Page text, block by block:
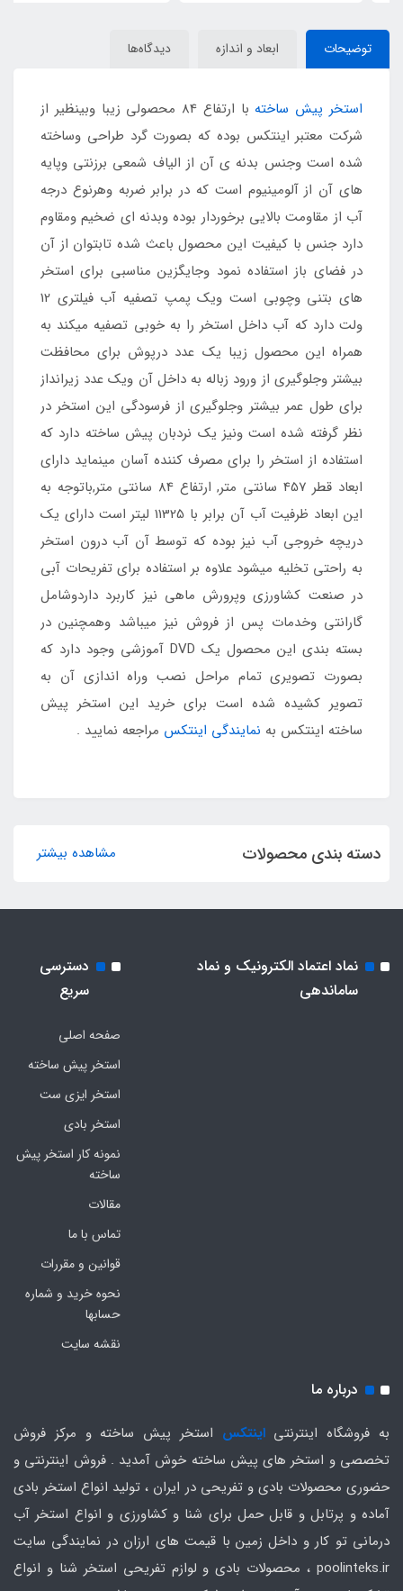
توضیحات ابعاد و اندازه دیدگاه‌ها
استخر پیش ساخته
با ارتفاع 84 محصولی زیبا وبینظیر از
شرکت معتبر اینتکس بوده که بصورت گرد طراحی وساخته
شده است وجنس بدنه ی آن از الیاف شمعی برزنتی وپایه
های آن از آلومینیوم است که در برابر ضربه وهرنوع درجه
آب از مقاومت بالایی برخوردار بوده وبدنه ای ضخیم ومقاوم
دارد جنس با کیفیت این محصول باعث شده تابتوان از آن
در فضای باز استفاده نمود وجایگزین مناسبی برای استخر
های بتنی وچوبی است ویک پمپ تصفیه آب فیلتری 12
ولت دارد که آب داخل استخر را به خوبی تصفیه میکند به
همراه این محصول زیبا یک عدد درپوش برای محافظت
بیشتر وجلوگیری از ورود زباله به داخل آن ویک عدد زیرانداز
برای طول عمر بیشتر وجلوگیری از فرسودگی این استخر در
نظر گرفته شده است ونیز یک نردبان پیش ساخته دارد که
استفاده از استخر را برای مصرف کننده آسان مینماید دارای
ابعاد قطر 457 سانتی متر, ارتفاع 84 سانتی متر,باتوجه به
این ابعاد ظرفیت آب آن برابر با 11325 لیتر است دارای یک
دریچه خروجی آب نیز بوده که توسط آن آب درون استخر
به راحتی تخلیه میشود علاوه بر استفاده برای تفریحات آبی
در صنعت کشاورزی وپرورش ماهی نیز کاربرد داردوشامل
گارانتی وخدمات پس از فروش نیز میباشد وهمچنین در
بسته بندی این محصول یک DVD آموزشی وجود دارد که
بصورت تصویری تمام مراحل نصب وراه اندازی آن به
تصویر کشیده شده است برای خرید این استخر پیش
ساخته اینتکس به نمایندگی اینتکس مراجعه نمایید .
دسته بندی محصولات مشاهده بیشتر
نماد اعتماد الکترونیک و نماد
ساماندهی
دسترسی
سریع
صفحه اصلی
استخر پیش ساخته
استخر ایزی ست
استخر بادی
نمونه کار استخر پیش
ساخته
مقالات
تماس با ما
قوانین و مقررات
نحوه خرید و شماره
حسابها
نقشه سایت
درباره ما
به فروشگاه اینترنتیاینتکس استخر پیش ساخته و مرکز فروش
تخصصی و استخر های پیش ساخته خوش آمدید . فروش اینترنتی و
حضوری محصولات بادی و تفریحی در ایران ، تولید انواع استخر بادی
آماده و پرتابل و قابل حمل برای شنا و کشاورزی و انواع استخر آب
درمانی تو کار و داخل زمین با قیمت های ارزان در نمایندگی سایت
poolinteks.ir ، محصولات بادی و لوازم تفریحی استخر شنا و انواع